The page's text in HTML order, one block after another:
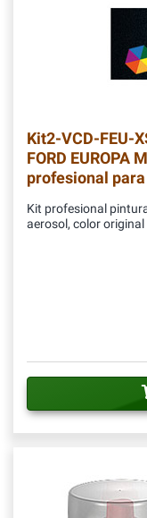
Kit2-VCD-FEU-
FORD EUROPA
profesional
Kit profesional
aerosol, color original